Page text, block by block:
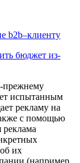
b2b–клиенту
бюджет из-
прежнему
испытанным
рекламу на
с помощью
реклама
их
(например,